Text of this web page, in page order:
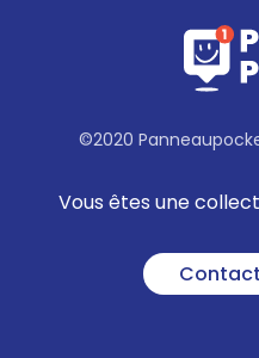
©2020
Vous êtes une